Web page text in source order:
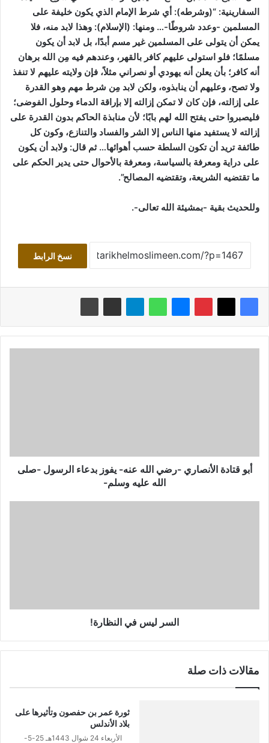
السفارينية: “(وشرطه): أي شرط الإمام الذي يكون خليفة على
المسلمين -وعدد شروطًا-… ومنها: (الإسلام): وهذا لابد منه، فلا
يمكن أن يتولى على المسلمين غير مسم أبدًا، بل لابد أن يكون
مسلمًا؛ فلو استولى عليهم كافر بالقهر، وعندهم فيه مِن الله برهان
أنه كافر؛ بأن يعلن أنه يهودي أو نصراني مثلاً، فإن ولايته عليهم لا تنفذ
ولا تصح، وعليهم أن ينابذوه، ولكن لابد مِن شرط مهم وهو القدرة
على إزالته، فإن كان لا تمكن إزالته إلا بإراقة الدماء وحلول الفوضى؛
فليصبروا حتى يفتح الله لهم بابًا؛ لأن منابذة الحاكم بدون القدرة على
إزالته لا يستفيد منها الناس إلا الشر والفساد والتنازع، وكون كل
طائفة تريد أن تكون السلطة حسب أهوائها… ثم قال: ولابد أن يكون
على دراية ومعرفة بالسياسة، ومعرفة بالأحوال حتى يدير الحكم على
ما تقتضيه الشريعة، وتقتضيه المصالح”.
وللحديث بقية -بمشيئة الله تعالى-.
نسخ الرابط
الرسول
-صلى
أبو قتادة الأنصاري -رضي الله عنه- يفوز بدعاء الرسول -صلى
الله عليه وسلم-
السر ليس في النظارة!
مقالات ذات صلة
ثورة عمر بن حفصون وتأثيرها على
بلاد الأندلس
الأربعاء 24 شوال 1443هـ 25-5-